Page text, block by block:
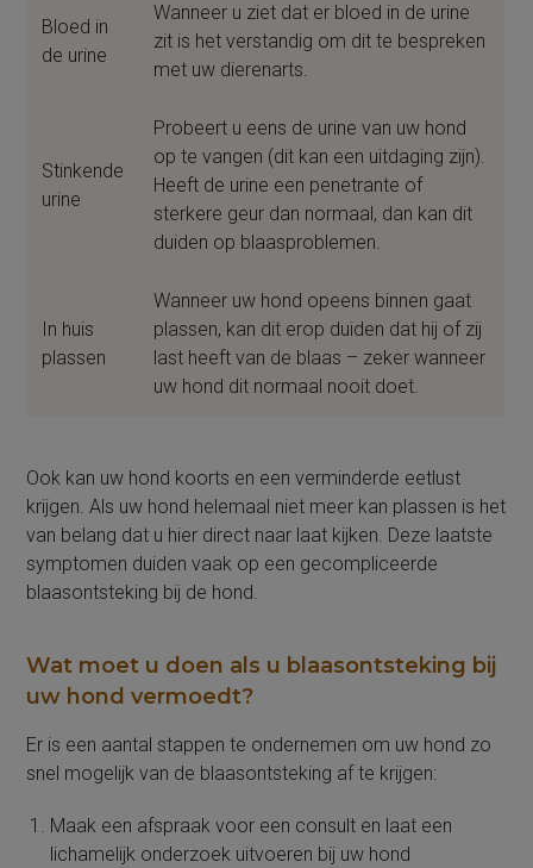
Bloed in
de urine
Wanneer u ziet dat er bloed in de urine
zit is het verstandig om dit te bespreken
met uw dierenarts.
Stinkende
urine
Probeert u eens de urine van uw hond
op te vangen (dit kan een uitdaging zijn).
Heeft de urine een penetrante of
sterkere geur dan normaal, dan kan dit
duiden op blaasproblemen.
In huis
plassen
Wanneer uw hond opeens binnen gaat
plassen, kan dit erop duiden dat hij of zij
last heeft van de blaas – zeker wanneer
uw hond dit normaal nooit doet.
Ook kan uw hond koorts en een verminderde eetlust
krijgen. Als uw hond helemaal niet meer kan plassen is het
van belang dat u hier direct naar laat kijken. Deze laatste
symptomen duiden vaak op een gecompliceerde
blaasontsteking bij de hond.
Wat moet u doen als u blaasontsteking bij
uw hond vermoedt?
Er is een aantal stappen te ondernemen om uw hond zo
snel mogelijk van de blaasontsteking af te krijgen:
Maak een afspraak voor een consult en laat een
lichamelijk onderzoek uitvoeren bij uw hond